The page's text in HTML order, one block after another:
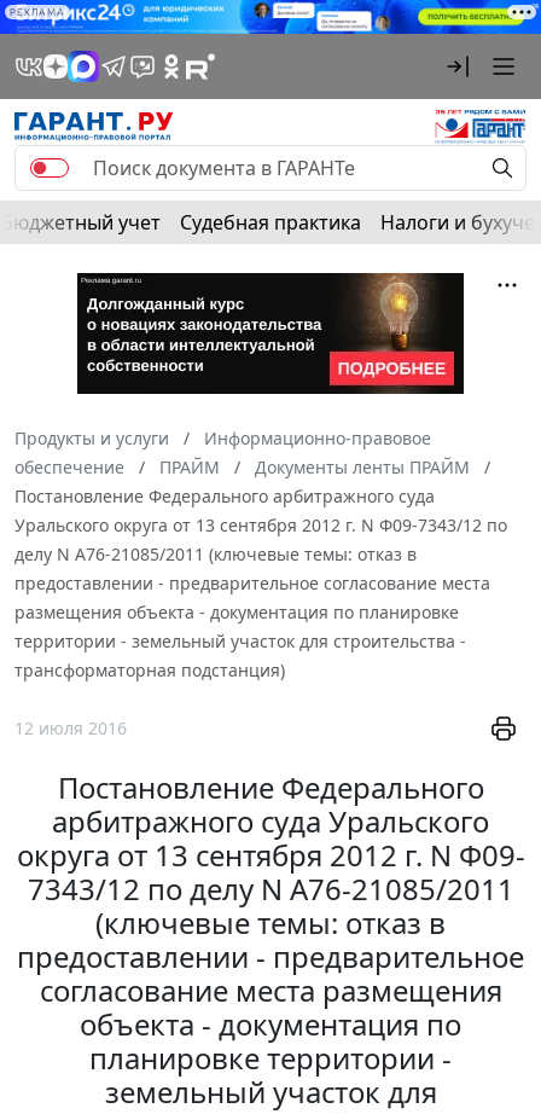
РЕКЛАМА
Бюджетный учет Судебная практика Налоги и
Продукты и услуги
Информационно-правовое
обеспечение
ПРАЙМ
Документы ленты ПРАЙМ
Постановление Федерального арбитражного суда
Уральского округа от 13 сентября 2012 г. N Ф09-7343/12 по
делу N А76-21085/2011 (ключевые темы: отказ в
предоставлении - предварительное согласование места
размещения объекта - документация по планировке
территории - земельный участок для строительства -
трансформаторная подстанция)
12 июля 2016
Постановление Федерального
арбитражного суда Уральского
округа от 13 сентября 2012 г. N Ф09-
7343/12 по делу N А76-21085/2011
(ключевые темы: отказ в
предоставлении - предварительное
согласование места размещения
объекта - документация по
планировке территории -
земельный участок для